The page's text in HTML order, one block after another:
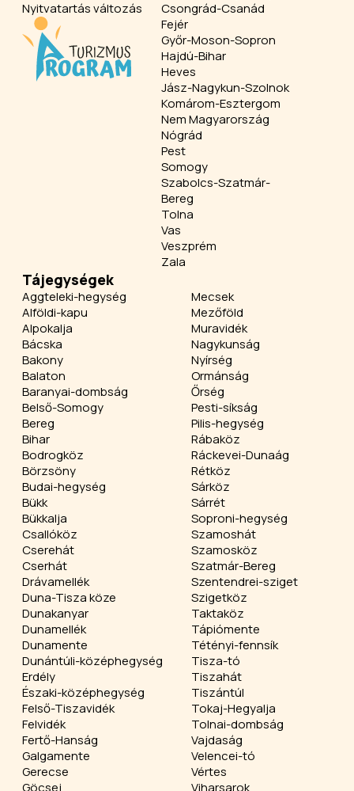
Nyitvatartás változás
Csongrád-Csanád
Fejér
Győr-Moson-Sopron
Hajdú-Bihar
Heves
Jász-Nagykun-Szolnok
Komárom-Esztergom
Nem Magyarország
Nógrád
Pest
Somogy
Szabolcs-Szatmár-
Bereg
Tolna
Vas
Veszprém
Zala
Tájegységek
Aggteleki-hegység
Alföldi-kapu
Alpokalja
Bácska
Bakony
Balaton
Baranyai-dombság
Belső-Somogy
Bereg
Bihar
Bodrogköz
Börzsöny
Budai-hegység
Bükk
Bükkalja
Csallóköz
Cserehát
Cserhát
Drávamellék
Duna-Tisza köze
Dunakanyar
Dunamellék
Dunamente
Dunántúli-középhegység
Erdély
Északi-középhegység
Felső-Tiszavidék
Felvidék
Fertő-Hanság
Galgamente
Gerecse
Göcsej
Mecsek
Mezőföld
Muravidék
Nagykunság
Nyírség
Ormánság
Őrség
Pesti-síkság
Pilis-hegység
Rábaköz
Ráckevei-Dunaág
Rétköz
Sárköz
Sárrét
Soproni-hegység
Szamoshát
Szamosköz
Szatmár-Bereg
Szentendrei-sziget
Szigetköz
Taktaköz
Tápiómente
Tétényi-fennsík
Tisza-tó
Tiszahát
Tiszántúl
Tokaj-Hegyalja
Tolnai-dombság
Vajdaság
Velencei-tó
Vértes
Viharsarok